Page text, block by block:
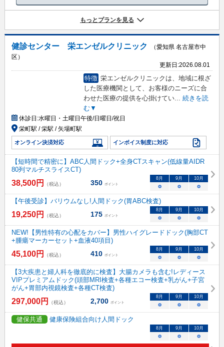
もっとプランを見る
健診センター 栄エンゼルクリニック
（愛知県 名古屋市中
区）
更新日:2026.08.01
特徴 栄エンゼルクリニックは、地域に根ざ
した医療機関として、お客様のニーズに合
わせた医療の提供を心掛けてい... 続きを読
む▼
休診日:水曜日・土曜日午後/日曜日/祝日
栄町駅 / 栄駅 / 矢場町駅
オンライン決済対応 インボイス制度に対応
【短時間で精密に】ABC人間ドック+全身CTスキャン(低線量AIDR
80列マルチスライスCT)
38,500円 （税込） 350 ポイント
8月 9月 10月
○ ○ ○
【午後受診】バリウムなし!人間ドック(胃ABC検査)
19,250円 （税込） 175 ポイント
8月 9月 10月
○ ○ ○
NEW!【男性特有の心配をカバー】男性ハイグレードドック(胸部CT
+腫瘍マーカーセット+血液40項目)
45,100円 （税込） 410 ポイント
8月 9月 10月
○ ○ ○
【3大疾患と婦人科を徹底的に検査】大腸カメラも含む!レディース
VIPプレミアムドック(頭部MRI検査+各種エコー検査+乳がん+子宮
がん+胃部内視鏡検査+各種CT検査)
297,000円 （税込） 2,700 ポイント
8月 9月 10月
○ ○ ○
健保共通 健康保険組合向け人間ドック
8月 9月 10月
○ ○ ○